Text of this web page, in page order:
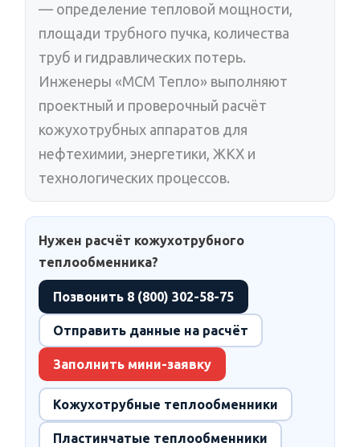
— определение тепловой мощности,
площади трубного пучка, количества
труб и гидравлических потерь.
Инженеры «МСМ Тепло» выполняют
проектный и проверочный расчёт
кожухотрубных аппаратов для
нефтехимии, энергетики, ЖКХ и
технологических процессов.
Нужен расчёт кожухотрубного
теплообменника?
Позвонить 8 (800) 302-58-75
Отправить данные на расчёт
Заполнить мини-заявку
Кожухотрубные теплообменники
Пластинчатые теплообменники